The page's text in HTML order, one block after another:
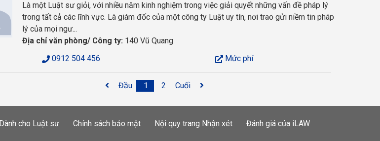
Là một Luật sư giỏi, với nhiều năm kinh nghiệm trong việc giải quyết những vấn đề pháp lý
trong tất cả các lĩnh vực. Là giám đốc của một công ty Luật uy tín, nơi trao gửi niềm tin pháp
lý của mọi ngư...
Địa chỉ văn phòng/ Công ty: 140 Vũ Quang
0912 504 456
Mức phí
Đầu 1 2 Cuối
Dành cho Luật sư Chính sách bảo mật Nội quy trang Nhận xét Đánh giá của iLAW